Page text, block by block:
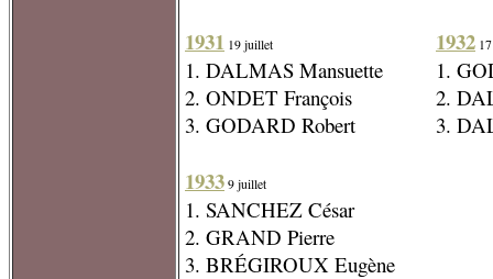
1931 19 juillet
1. DALMAS Mansuette
2. ONDET François
3. GODARD Robert
1933 9 juillet
1. SANCHEZ César
2. GRAND Pierre
3. BRÉGIROUX Eugène
1932
1.
2.
3.